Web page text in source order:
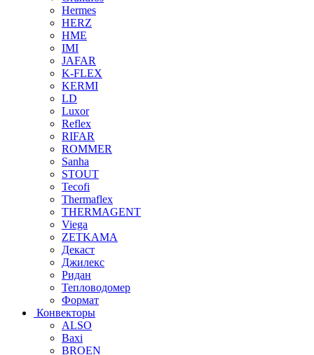
Hermes
HERZ
HME
IMI
JAFAR
K-FLEX
KERMI
LD
Luxor
Reflex
RIFAR
ROMMER
Sanha
STOUT
Tecofi
Thermaflex
THERMAGENT
Viega
ZETKAMA
Декаст
Джилекс
Ридан
Тепловодомер
Формат
Конвекторы
ALSO
Baxi
BROEN